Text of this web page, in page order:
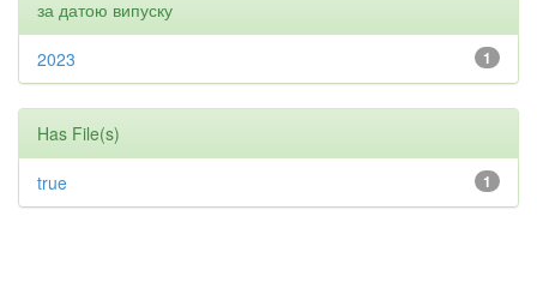
за датою випуску
1
2023
Has File(s)
1
true